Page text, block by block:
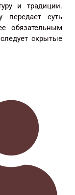
и традиции.
передает суть
обязательным
скрытые